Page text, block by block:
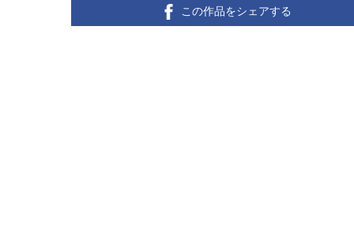
この作品をシェアする